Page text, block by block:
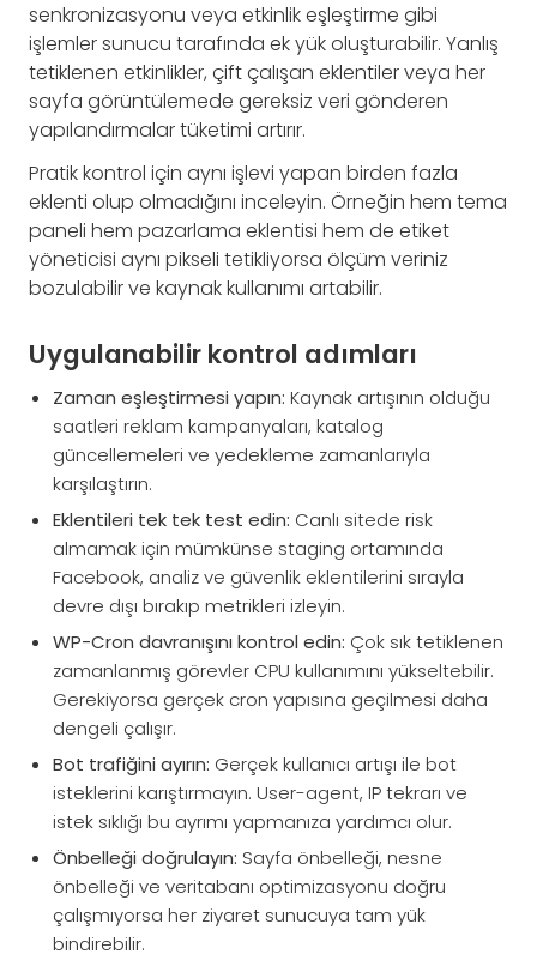
senkronizasyonu veya etkinlik eşleştirme gibi
işlemler sunucu tarafında ek yük oluşturabilir. Yanlış
tetiklenen etkinlikler, çift çalışan eklentiler veya her
sayfa görüntülemede gereksiz veri gönderen
yapılandırmalar tüketimi artırır.
Pratik kontrol için aynı işlevi yapan birden fazla
eklenti olup olmadığını inceleyin. Örneğin hem tema
paneli hem pazarlama eklentisi hem de etiket
yöneticisi aynı pikseli tetikliyorsa ölçüm veriniz
bozulabilir ve kaynak kullanımı artabilir.
Uygulanabilir kontrol adımları
Zaman eşleştirmesi yapın: Kaynak artışının olduğu
saatleri reklam kampanyaları, katalog
güncellemeleri ve yedekleme zamanlarıyla
karşılaştırın.
Eklentileri tek tek test edin: Canlı sitede risk
almamak için mümkünse staging ortamında
Facebook, analiz ve güvenlik eklentilerini sırayla
devre dışı bırakıp metrikleri izleyin.
WP-Cron davranışını kontrol edin: Çok sık tetiklenen
zamanlanmış görevler CPU kullanımını yükseltebilir.
Gerekiyorsa gerçek cron yapısına geçilmesi daha
dengeli çalışır.
Bot trafiğini ayırın: Gerçek kullanıcı artışı ile bot
isteklerini karıştırmayın. User-agent, IP tekrarı ve
istek sıklığı bu ayrımı yapmanıza yardımcı olur.
Önbelleği doğrulayın: Sayfa önbelleği, nesne
önbelleği ve veritabanı optimizasyonu doğru
çalışmıyorsa her ziyaret sunucuya tam yük
bindirebilir.